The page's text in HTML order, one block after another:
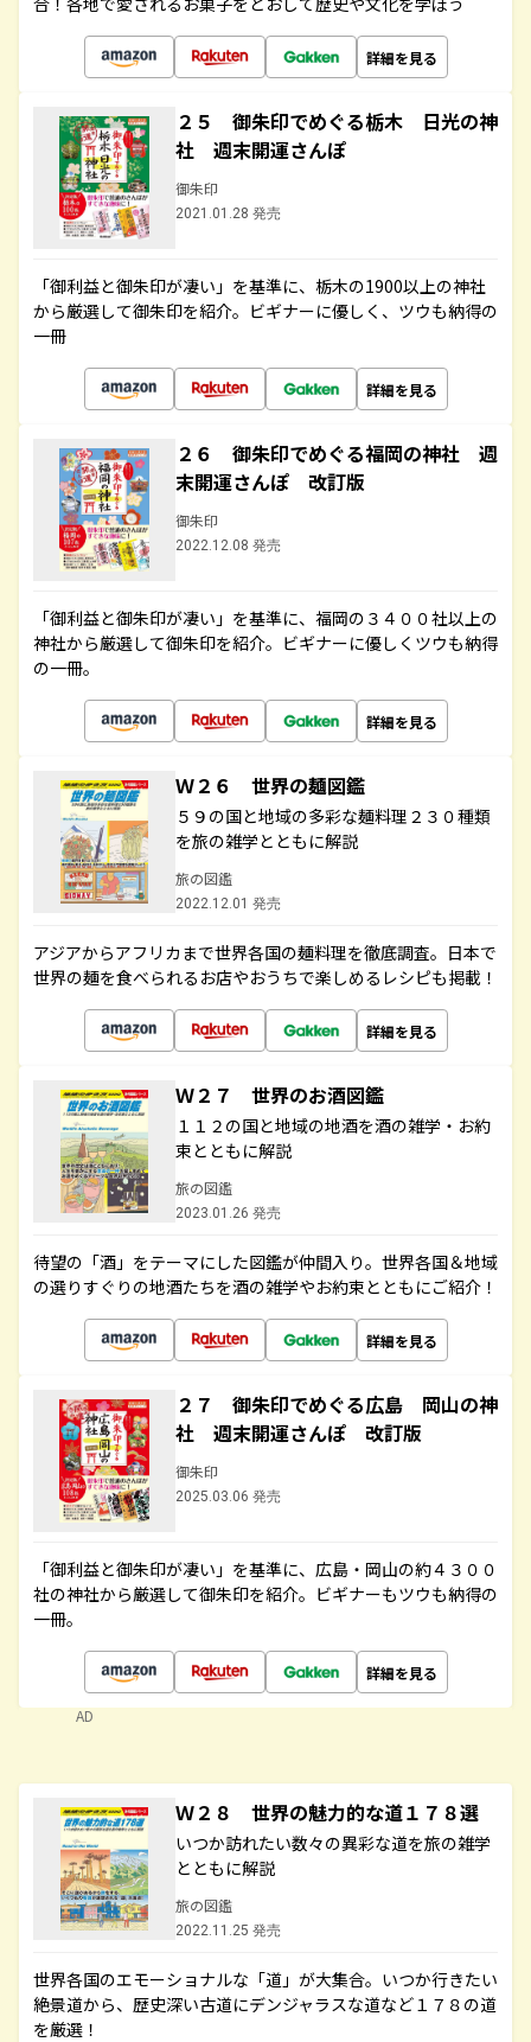
詳細を見る
２５ 御朱印でめぐる栃木 日光の神
社 週末開運さんぽ
御朱印
2021.01.28 発売
「御利益と御朱印が凄い」を基準に、栃木の1900以上の神社
から厳選して御朱印を紹介。ビギナーに優しく、ツウも納得の
一冊
詳細を見る
２６ 御朱印でめぐる福岡の神社 週
末開運さんぽ 改訂版
御朱印
2022.12.08 発売
「御利益と御朱印が凄い」を基準に、福岡の３４００社以上の
神社から厳選して御朱印を紹介。ビギナーに優しくツウも納得
の一冊。
詳細を見る
Ｗ２６ 世界の麺図鑑
５９の国と地域の多彩な麺料理２３０種類
を旅の雑学とともに解説
旅の図鑑
2022.12.01 発売
アジアからアフリカまで世界各国の麺料理を徹底調査。日本で
世界の麺を食べられるお店やおうちで楽しめるレシピも掲載！
詳細を見る
Ｗ２７ 世界のお酒図鑑
１１２の国と地域の地酒を酒の雑学・お約
束とともに解説
旅の図鑑
2023.01.26 発売
待望の「酒」をテーマにした図鑑が仲間入り。世界各国＆地域
の選りすぐりの地酒たちを酒の雑学やお約束とともにご紹介！
詳細を見る
２７ 御朱印でめぐる広島 岡山の神
社 週末開運さんぽ 改訂版
御朱印
2025.03.06 発売
「御利益と御朱印が凄い」を基準に、広島・岡山の約４３００
社の神社から厳選して御朱印を紹介。ビギナーもツウも納得の
一冊。
詳細を見る
AD
Ｗ２８ 世界の魅力的な道１７８選
いつか訪れたい数々の異彩な道を旅の雑学
とともに解説
旅の図鑑
2022.11.25 発売
世界各国のエモーショナルな「道」が大集合。いつか行きたい
絶景道から、歴史深い古道にデンジャラスな道など１７８の道
を厳選！